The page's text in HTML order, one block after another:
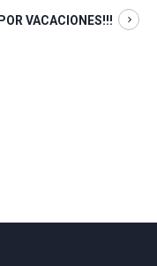
VACACIONES!!!